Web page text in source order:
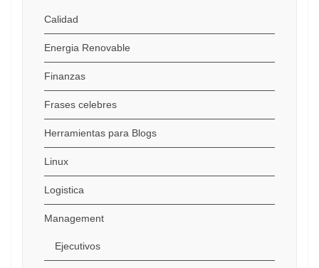
Calidad
Energia Renovable
Finanzas
Frases celebres
Herramientas para Blogs
Linux
Logistica
Management
Ejecutivos